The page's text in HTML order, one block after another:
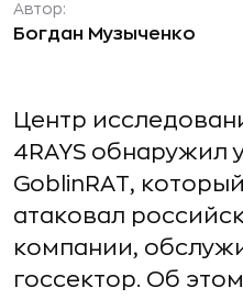
Автор:
Богдан Музыченко
Центр
4RAYS обнаружил
GoblinRAT,
атаковал
компании,
госсектор. Об